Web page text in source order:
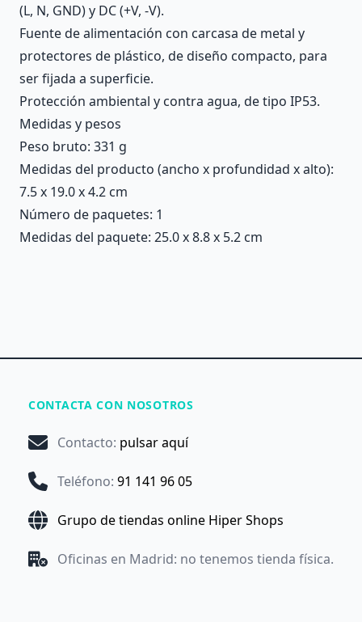
(L, N, GND) y DC (+V, -V).
Fuente de alimentación con carcasa de metal y
protectores de plástico, de diseño compacto, para
ser fijada a superficie.
Protección ambiental y contra agua, de tipo IP53.
Medidas y pesos
Peso bruto: 331 g
Medidas del producto (ancho x profundidad x alto):
7.5 x 19.0 x 4.2 cm
Número de paquetes: 1
Medidas del paquete: 25.0 x 8.8 x 5.2 cm
CONTACTA CON NOSOTROS
Contacto: pulsar aquí
Teléfono: 91 141 96 05
Grupo de tiendas online Hiper Shops
Oficinas en Madrid: no tenemos tienda física.